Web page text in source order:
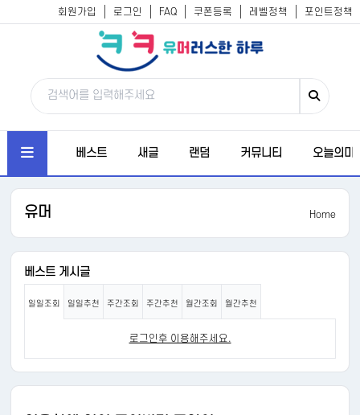
회원가입 로그인 FAQ 쿠폰등록 레벨정책 포인트정책
베스트 새글 랜덤 커뮤니티 오늘의미
유머 Home
베스트 게시글
일일조회 일일추천 주간조회 주간추천 월간조회 월간추천
로그인후 이용해주세요.